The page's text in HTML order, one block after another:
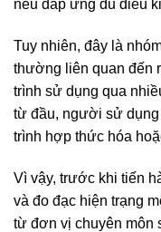
nếu đáp ứng đủ điều
Tuy nhiên, đây là
thường liên quan đến
trình sử dụng qua
từ đầu, người sử dụng
trình hợp thức hóa
Vì vậy, trước khi tiến
và đo đạc hiện trạng
từ đơn vị chuyên môn